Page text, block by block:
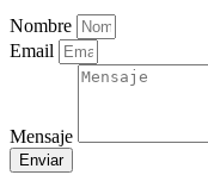
Nombre
Email
Mensaje
Enviar